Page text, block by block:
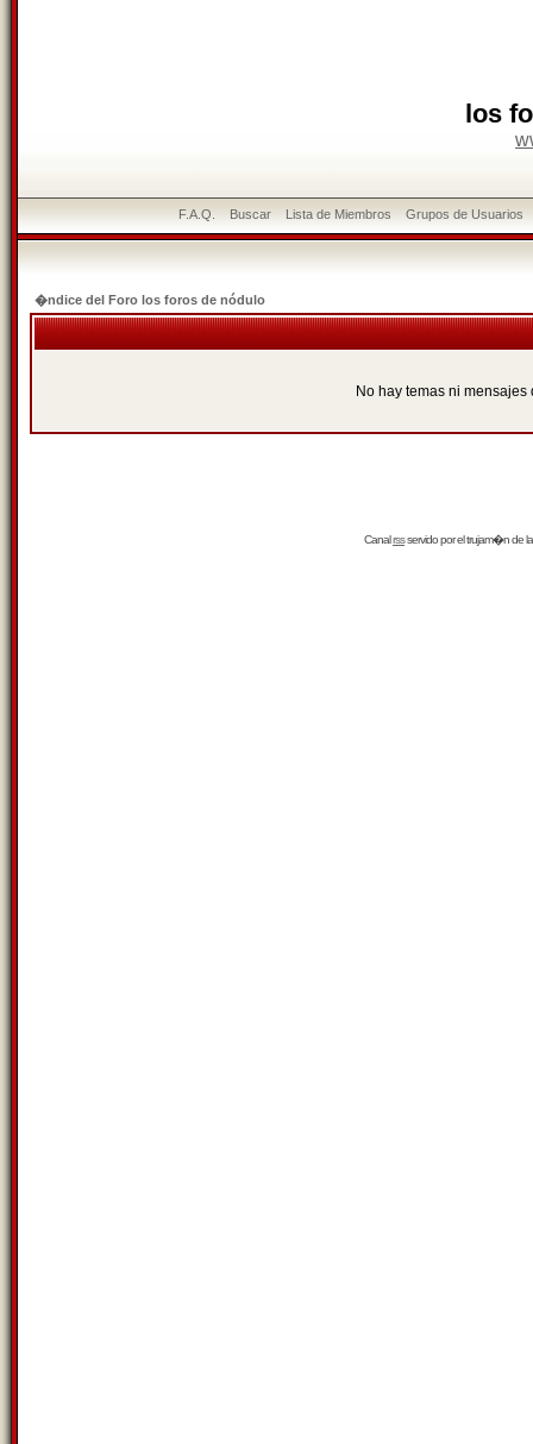
los
F.A.Q. Buscar Lista de Miembros Grupos de Usuarios
�ndice del Foro los foros de nódulo
No hay temas ni
Canalrssservido por eltrujam�nde